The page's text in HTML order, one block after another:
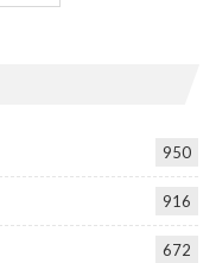
950
916
672